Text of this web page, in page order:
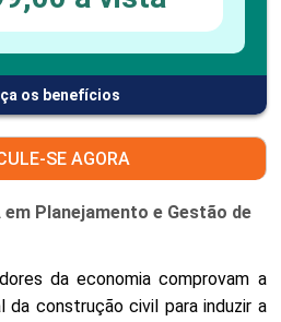
os benefícios
SE AGORA
em Planejamento e Gestão de
da economia comprovam a
construção civil para induzir a